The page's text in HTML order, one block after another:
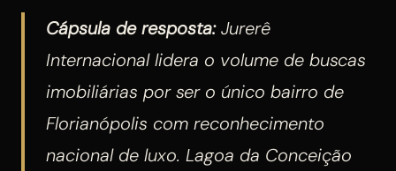
Cápsula de resposta:Jurerê
Internacional lidera o volume de buscas
imobiliárias por ser o único bairro de
Florianópolis com reconhecimento
nacional de luxo. Lagoa da Conceição